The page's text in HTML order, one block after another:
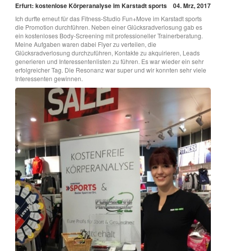
Erfurt: kostenlose Körperanalyse im Karstadt sports 04. Mrz, 2017
Ich durfte erneut für das Fitness-Studio Fun+Move im Karstadt sports
die Promotion durchführen. Neben einer Glücksradverlosung gab es
ein kostenloses Body-Screening mit professioneller Trainerberatung.
Meine Aufgaben waren dabei Flyer zu verteilen, die
Glücksradverlosung durchzuführen, Kontakte zu akquirieren, Leads
generieren und Interessentenlisten zu führen. Es war wieder ein sehr
erfolgreicher Tag. Die Resonanz war super und wir konnten sehr viele
Interessenten gewinnen.